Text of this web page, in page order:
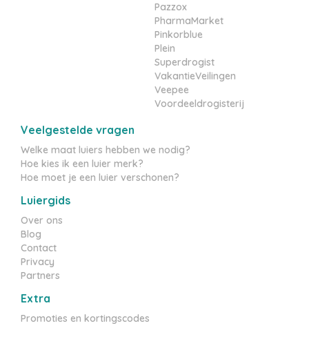
Pazzox
PharmaMarket
Pinkorblue
Plein
Superdrogist
VakantieVeilingen
Veepee
Voordeeldrogisterij
Veelgestelde vragen
Welke maat luiers hebben we nodig?
Hoe kies ik een luier merk?
Hoe moet je een luier verschonen?
Luiergids
Over ons
Blog
Contact
Privacy
Partners
Extra
Promoties en kortingscodes